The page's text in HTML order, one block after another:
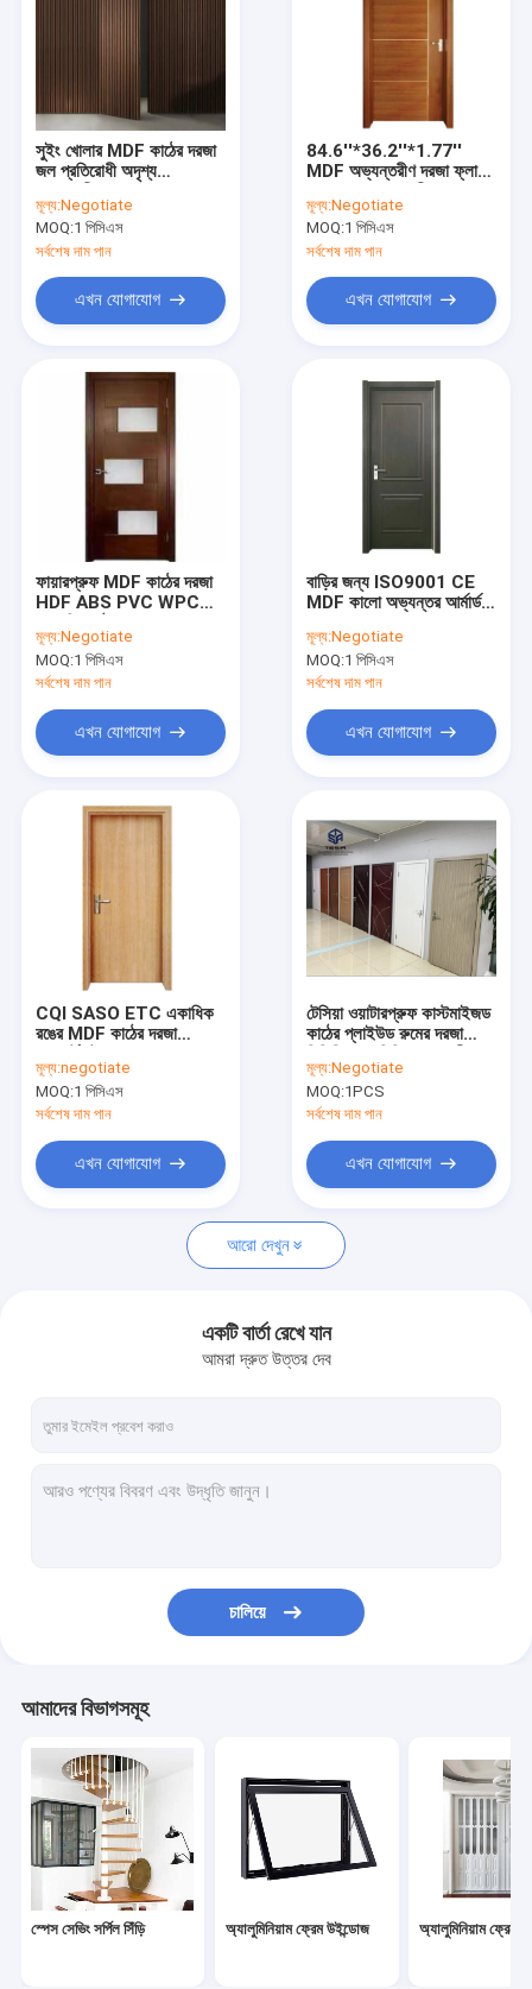
ভিডিও
VR প্রদর্শন
আমাদের সাথে যোগাযোগ করুন
স্পেস সেভিং সর্পিল সিঁড়ি
অ্যালুমিনিয়াম ফ্রেম উইন্ডোজ
অ্যালুমিনিয়াম ফ্রেমের দরজা
মডুলার কিচেন ক্যাবিনেট
কাস্টমাইজড বাথরুম ক্যাবিনেটের
স্বয়ংক্রিয় গ্যারেজ দরজা
MDF কাঠের দরজা
হাই এন্ড হোটেলের আসবাবপত্র
অ্যালুমিনিয়াম কার্টেন ওয়াল
সুইং খোলার MDF কাঠের দরজা
জল প্রতিরোধী অদৃশ্য
মূল্য:Negotiate
MOQ:1 পিসিএস
সর্বশেষ দাম পান
এখন যোগাযোগ
84.6''*36.2''*1.77''
MDF অভ্যন্তরীণ দরজা ফ্লাশ
মূল্য:Negotiate
MOQ:1 পিসিএস
সর্বশেষ দাম পান
এখন যোগাযোগ
ফায়ারপ্রুফ MDF কাঠের দরজা
HDF ABS PVC WPC
মূল্য:Negotiate
MOQ:1 পিসিএস
সর্বশেষ দাম পান
এখন যোগাযোগ
বাড়ির জন্য ISO9001 CE
MDF কালো অভ্যন্তর আর্মার্ড
মূল্য:Negotiate
MOQ:1 পিসিএস
সর্বশেষ দাম পান
এখন যোগাযোগ
CQI SASO ETC একাধিক
রঙের MDF কাঠের দরজা
মূল্য:negotiate
MOQ:1 পিসিএস
সর্বশেষ দাম পান
এখন যোগাযোগ
টেসিয়া ওয়াটারপ্রুফ কাস্টমাইজড
কাঠের প্লাইউড রুমের দরজা
দরজা
মূল্য:Negotiate
MOQ:1PCS
সর্বশেষ দাম পান
এখন যোগাযোগ
আরো দেখুন
একটি বার্তা রেখে যান
আমরা দ্রুত উত্তর দেব
চালিয়ে
আমাদের বিভাগসমূহ
স্পেস সেভিং সর্পিল সিঁড়ি অ্যালুমিনিয়াম ফ্রেম উইন্ডোজ অ্যালুমিনিয়াম ফ্রেমের